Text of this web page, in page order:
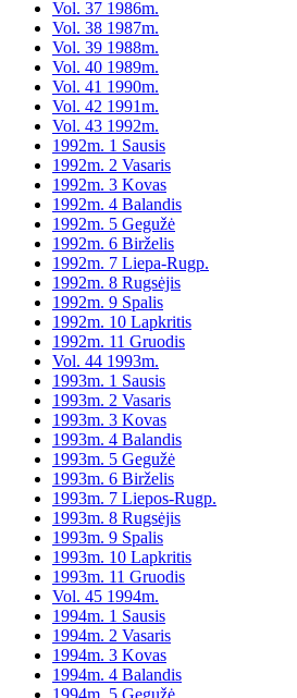
Vol. 37 1986m.
Vol. 38 1987m.
Vol. 39 1988m.
Vol. 40 1989m.
Vol. 41 1990m.
Vol. 42 1991m.
Vol. 43 1992m.
1992m. 1 Sausis
1992m. 2 Vasaris
1992m. 3 Kovas
1992m. 4 Balandis
1992m. 5 Gegužė
1992m. 6 Birželis
1992m. 7 Liepa-Rugp.
1992m. 8 Rugsėjis
1992m. 9 Spalis
1992m. 10 Lapkritis
1992m. 11 Gruodis
Vol. 44 1993m.
1993m. 1 Sausis
1993m. 2 Vasaris
1993m. 3 Kovas
1993m. 4 Balandis
1993m. 5 Gegužė
1993m. 6 Birželis
1993m. 7 Liepos-Rugp.
1993m. 8 Rugsėjis
1993m. 9 Spalis
1993m. 10 Lapkritis
1993m. 11 Gruodis
Vol. 45 1994m.
1994m. 1 Sausis
1994m. 2 Vasaris
1994m. 3 Kovas
1994m. 4 Balandis